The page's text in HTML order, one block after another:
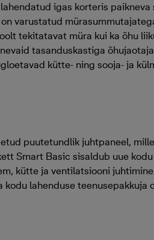
igas korteris paikneva
varustatud
tekitatavat müra kui ka õhu
tasanduskastiga
kütte- ning sooja- ja
puutetundlik juhtpaneel,
Smart Basic sisaldub uue
kütte ja ventilatsiooni
lahenduse teenusepakkuja